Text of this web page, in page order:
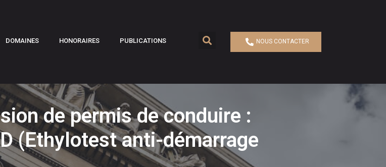
DOMAINES HONORAIRES PUBLICATIONS NOUS CONTACTER
de permis de conduire :
(Ethylotest anti-démarrage